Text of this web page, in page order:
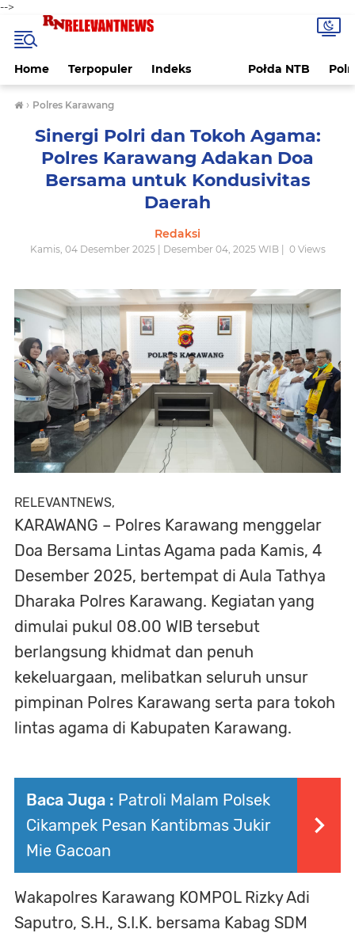
-->
Home Terpopuler Indeks Połda NTB
› Polres Karawang
Sinergi Polri dan Tokoh Agama:
Polres Karawang Adakan Doa
Bersama untuk Kondusivitas
Daerah
Redaksi
Kamis, 04 Desember 2025 | Desember 04, 2025 WIB | 0Views
RELEVANTNEWS,
KARAWANG – Polres Karawang menggelar
Doa Bersama Lintas Agama pada Kamis, 4
Desember 2025, bertempat di Aula Tathya
Dharaka Polres Karawang. Kegiatan yang
dimulai pukul 08.00 WIB tersebut
berlangsung khidmat dan penuh
kekeluargaan, melibatkan seluruh unsur
pimpinan Polres Karawang serta para tokoh
lintas agama di Kabupaten Karawang.
Baca Juga : Patroli Malam Polsek
Cikampek Pesan Kantibmas Jukir
Mie Gacoan
Wakapolres Karawang KOMPOL Rizky Adi
Saputro, S.H., S.I.K. bersama Kabag SDM